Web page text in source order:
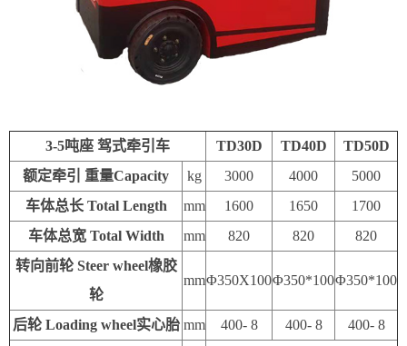
3-5吨座 驾式牵引车 TD30D TD40D
TD50D
额定牵引 重量Capacity
kg 3000 4000
5000
车体总长 Total Length
mm 1600 1650
1700
车体总宽 Total Width
mm 820 820
820
转向前轮 Steer wheel橡胶
轮
mmΦ350X100Φ350*100Φ350*100
后轮 Loading wheel实心胎 mm 400- 8 400- 8
400- 8